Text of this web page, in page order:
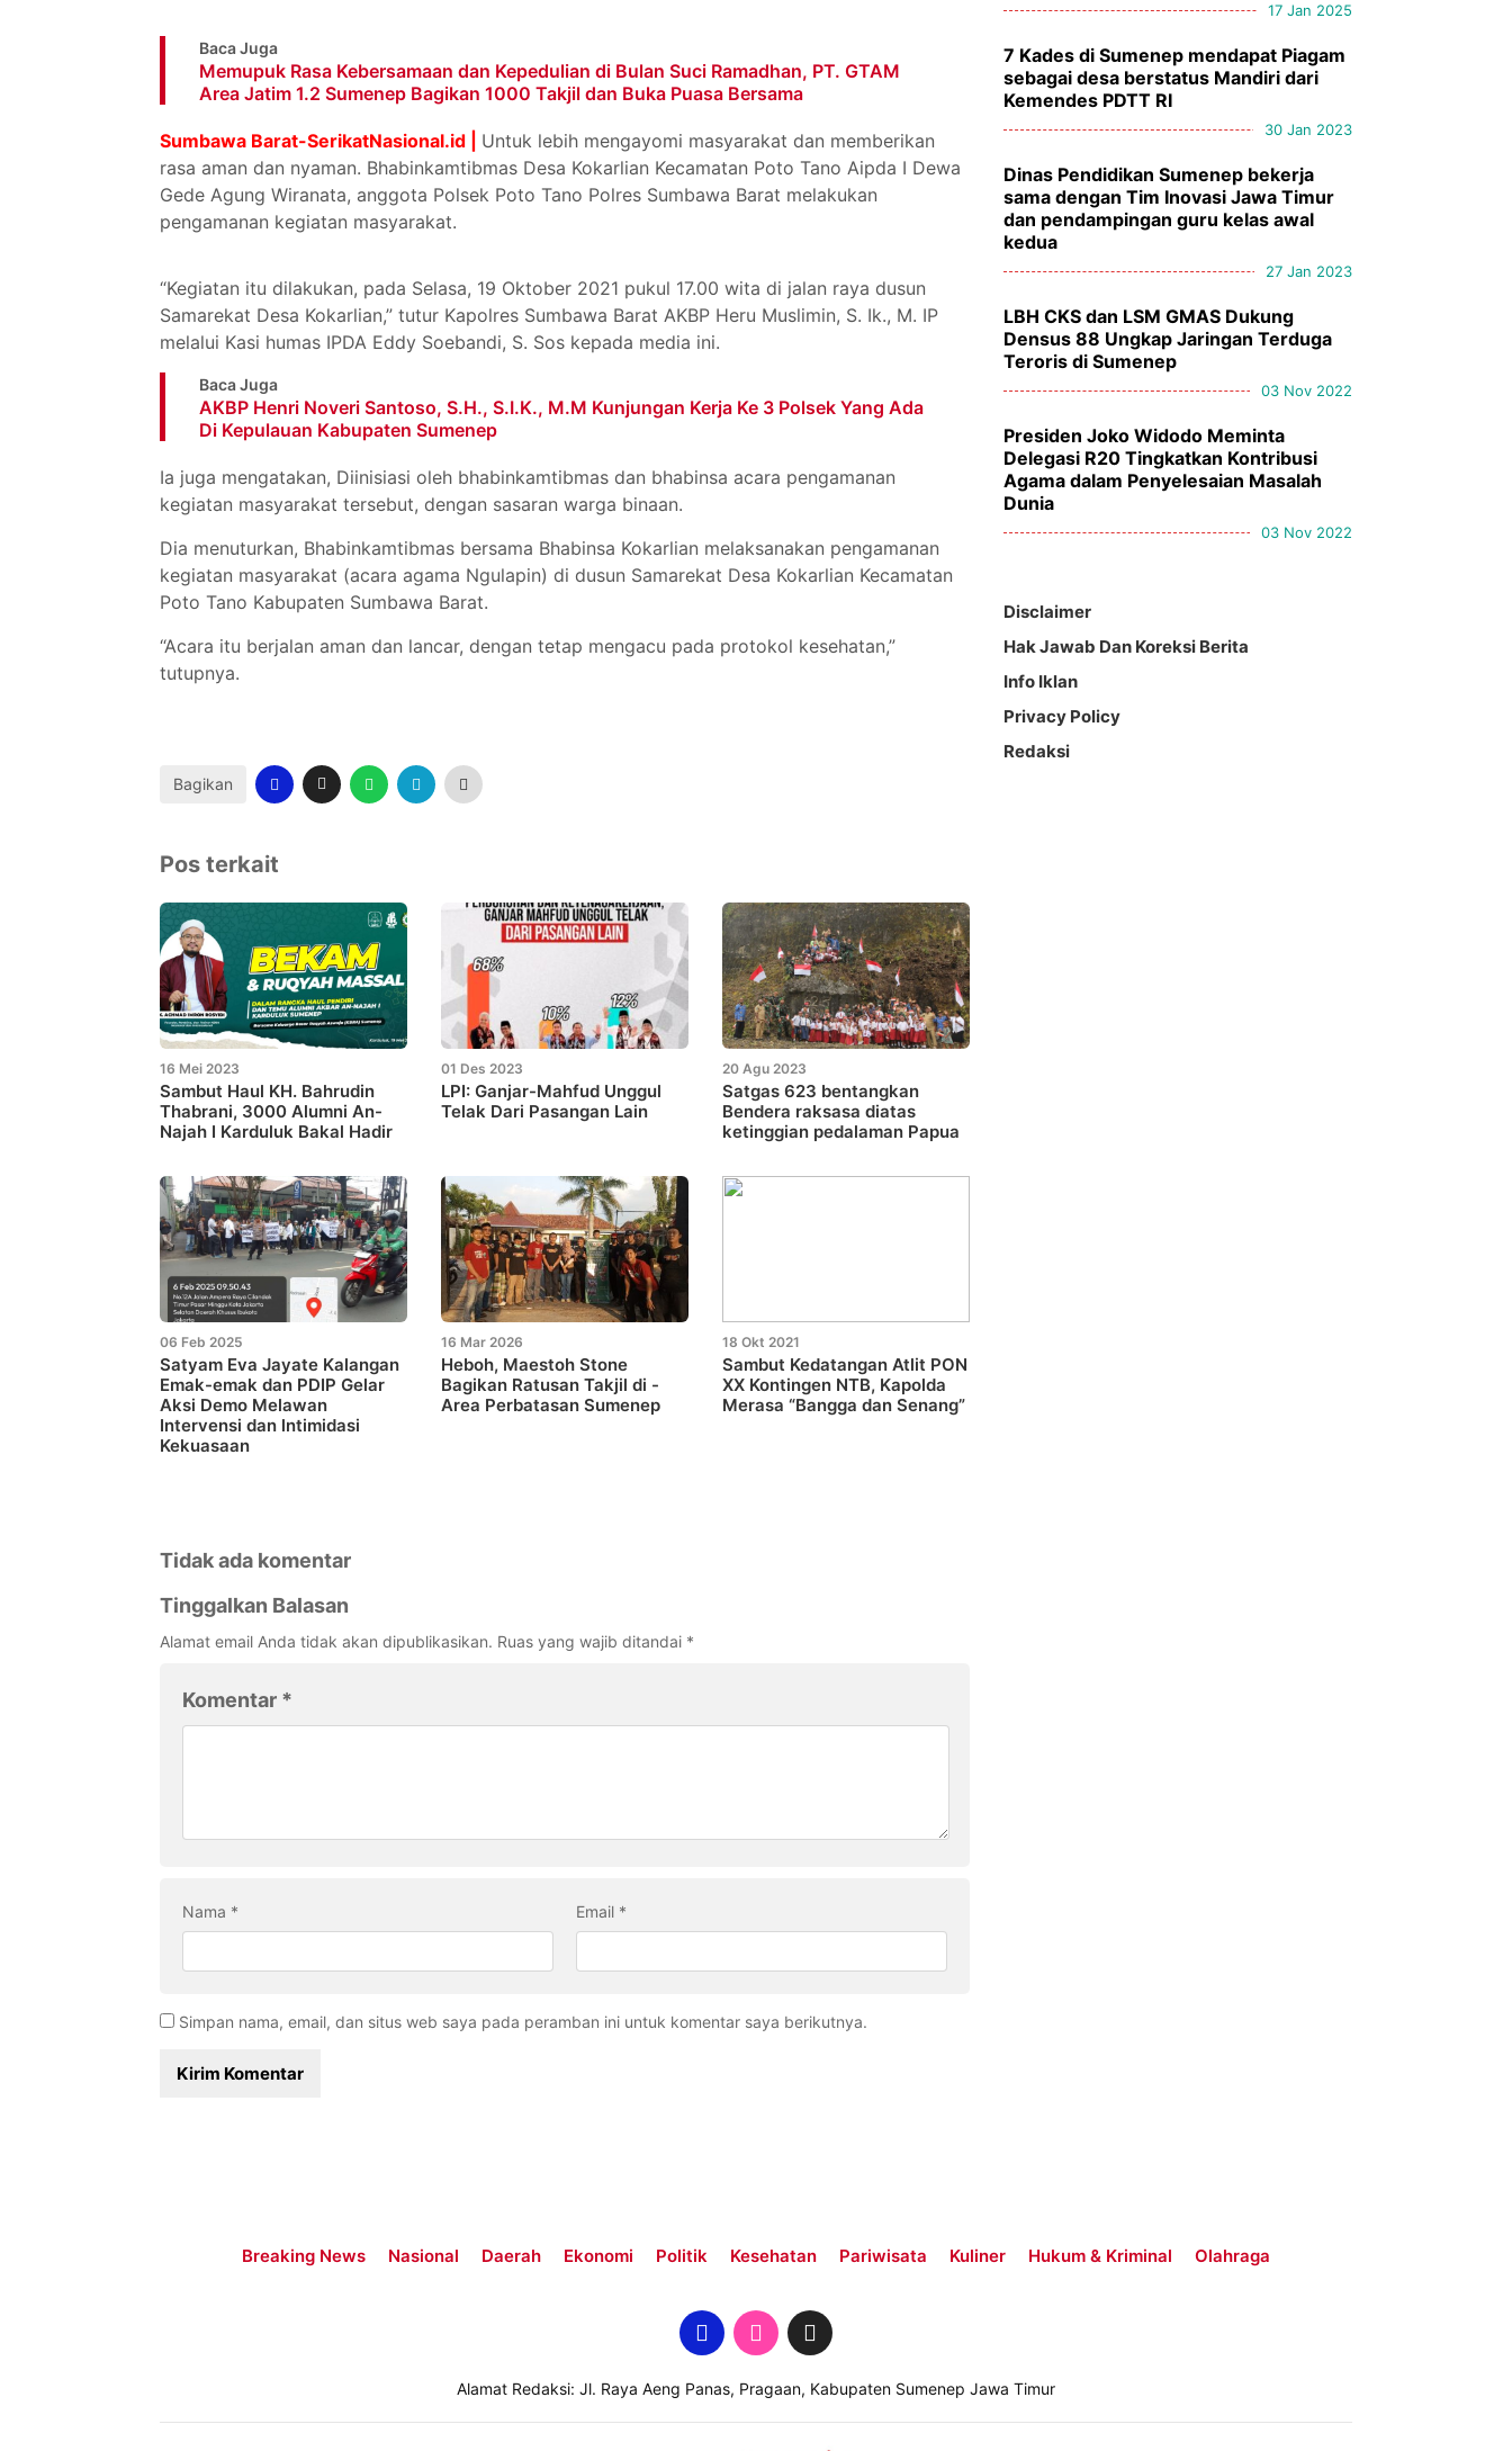
Baca Juga
Memupuk Rasa Kebersamaan dan Kepedulian di Bulan Suci Ramadhan, PT. GTAM
Area Jatim 1.2 Sumenep Bagikan 1000 Takjil dan Buka Puasa Bersama
Sumbawa Barat-SerikatNasional.id | Untuk lebih mengayomi masyarakat dan memberikan
rasa aman dan nyaman. Bhabinkamtibmas Desa Kokarlian Kecamatan Poto Tano Aipda I Dewa
Gede Agung Wiranata, anggota Polsek Poto Tano Polres Sumbawa Barat melakukan
pengamanan kegiatan masyarakat.
“Kegiatan itu dilakukan, pada Selasa, 19 Oktober 2021 pukul 17.00 wita di jalan raya dusun
Samarekat Desa Kokarlian,” tutur Kapolres Sumbawa Barat AKBP Heru Muslimin, S. Ik., M. IP
melalui Kasi humas IPDA Eddy Soebandi, S. Sos kepada media ini.
Baca Juga
AKBP Henri Noveri Santoso, S.H., S.I.K., M.M Kunjungan Kerja Ke 3 Polsek Yang Ada
Di Kepulauan Kabupaten Sumenep
Ia juga mengatakan, Diinisiasi oleh bhabinkamtibmas dan bhabinsa acara pengamanan
kegiatan masyarakat tersebut, dengan sasaran warga binaan.
Dia menuturkan, Bhabinkamtibmas bersama Bhabinsa Kokarlian melaksanakan pengamanan
kegiatan masyarakat (acara agama Ngulapin) di dusun Samarekat Desa Kokarlian Kecamatan
Poto Tano Kabupaten Sumbawa Barat.
“Acara itu berjalan aman dan lancar, dengan tetap mengacu pada protokol kesehatan,”
tutupnya.
Bagikan
Pos terkait
16 Mei 2023
Sambut Haul KH. Bahrudin
Thabrani, 3000 Alumni An-
Najah I Karduluk Bakal Hadir
01 Des 2023
LPI: Ganjar-Mahfud Unggul
Telak Dari Pasangan Lain
20 Agu 2023
Satgas 623 bentangkan
Bendera raksasa diatas
ketinggian pedalaman Papua
06 Feb 2025
Satyam Eva Jayate Kalangan
Emak-emak dan PDIP Gelar
Aksi Demo Melawan
Intervensi dan lntimidasi
Kekuasaan
16 Mar 2026
Heboh, Maestoh Stone
Bagikan Ratusan Takjil di -
Area Perbatasan Sumenep
18 Okt 2021
Sambut Kedatangan Atlit PON
XX Kontingen NTB, Kapolda
Merasa “Bangga dan Senang”
Tidak ada komentar
Tinggalkan Balasan
Alamat email Anda tidak akan dipublikasikan. Ruas yang wajib ditandai *
Komentar *
Nama * Email *
Simpan nama, email, dan situs web saya pada peramban ini untuk komentar saya berikutnya.
17 Jan 2025
7 Kades di Sumenep mendapat Piagam
sebagai desa berstatus Mandiri dari
Kemendes PDTT RI
30 Jan 2023
Dinas Pendidikan Sumenep bekerja
sama dengan Tim Inovasi Jawa Timur
dan pendampingan guru kelas awal
kedua
27 Jan 2023
LBH CKS dan LSM GMAS Dukung
Densus 88 Ungkap Jaringan Terduga
Teroris di Sumenep
03 Nov 2022
Presiden Joko Widodo Meminta
Delegasi R20 Tingkatkan Kontribusi
Agama dalam Penyelesaian Masalah
Dunia
03 Nov 2022
Disclaimer
Hak Jawab Dan Koreksi Berita
Info Iklan
Privacy Policy
Redaksi
Breaking News Nasional Daerah Ekonomi Politik Kesehatan Pariwisata Kuliner Hukum & Kriminal Olahraga
Alamat Redaksi: Jl. Raya Aeng Panas, Pragaan, Kabupaten Sumenep Jawa Timur